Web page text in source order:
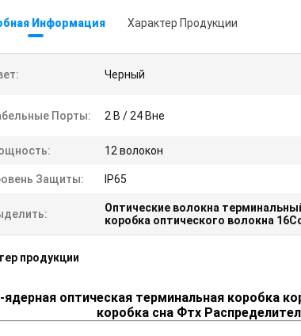
Информация Характер Продукции
Черный
Порты: 2 В / 24 Вне
12 волокон
Защиты: IP65
Оптические волокна
коробка оптического волокна
продукции
ядерная оптическая терминальная коробка
коробка сна Фтх